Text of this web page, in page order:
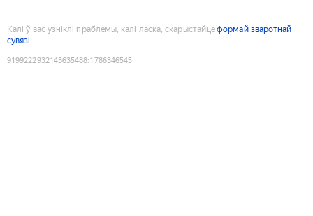
Калі ў вас узніклі праблемы, калі ласка, скарыстайцеформай зваротнай
сувязі
9199222932143635488:1786346545